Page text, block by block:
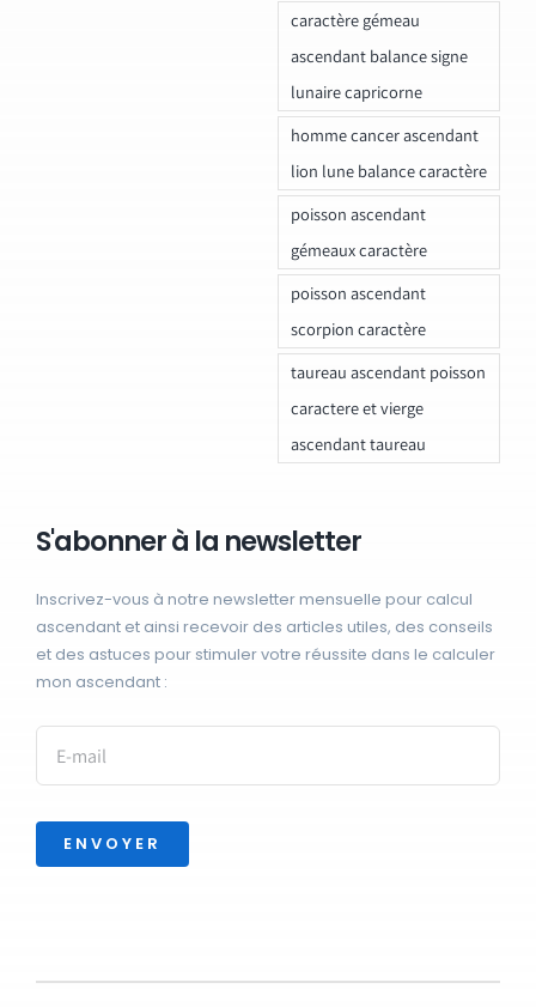
caractère gémeau
ascendant balance signe
lunaire capricorne
homme cancer ascendant
lion lune balance caractère
poisson ascendant
gémeaux caractère
poisson ascendant
scorpion caractère
taureau ascendant poisson
caractere et vierge
ascendant taureau
S'abonner à la newsletter
Inscrivez-vous à notre newsletter mensuelle pour calcul
ascendant et ainsi recevoir des articles utiles, des conseils
et des astuces pour stimuler votre réussite dans le calculer
mon ascendant :
ENVOYER